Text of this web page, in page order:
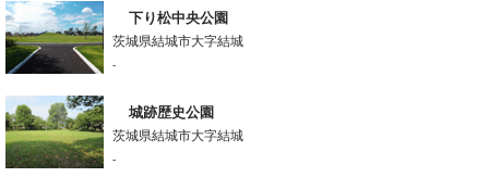
下り松中央公園
茨城県結城市大字結城
-
城跡歴史公園
茨城県結城市大字結城
-